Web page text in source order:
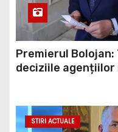
Premierul
deciziile agențiilor
STIRI ACTUALE